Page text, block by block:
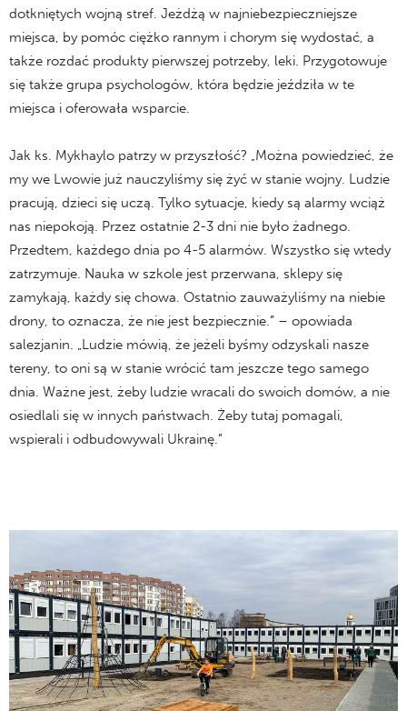
dotkniętych wojną stref. Jeżdżą w najniebezpieczniejsze
miejsca, by pomóc ciężko rannym i chorym się wydostać, a
także rozdać produkty pierwszej potrzeby, leki. Przygotowuje
się także grupa psychologów, która będzie jeździła w te
miejsca i oferowała wsparcie.
Jak ks. Mykhaylo patrzy w przyszłość? „Można powiedzieć, że
my we Lwowie już nauczyliśmy się żyć w stanie wojny. Ludzie
pracują, dzieci się uczą. Tylko sytuacje, kiedy są alarmy wciąż
nas niepokoją. Przez ostatnie 2-3 dni nie było żadnego.
Przedtem, każdego dnia po 4-5 alarmów. Wszystko się wtedy
zatrzymuje. Nauka w szkole jest przerwana, sklepy się
zamykają, każdy się chowa. Ostatnio zauważyliśmy na niebie
drony, to oznacza, że nie jest bezpiecznie.” – opowiada
salezjanin. „Ludzie mówią, że jeżeli byśmy odzyskali nasze
tereny, to oni są w stanie wrócić tam jeszcze tego samego
dnia. Ważne jest, żeby ludzie wracali do swoich domów, a nie
osiedlali się w innych państwach. Żeby tutaj pomagali,
wspierali i odbudowywali Ukrainę.”